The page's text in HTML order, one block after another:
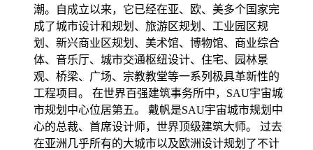
潮。自成立以来，它已经在亚、欧、美多个国家完
成了城市设计和规划、旅游区规划、工业园区规
划、新兴商业区规划、美术馆、博物馆、商业综合
体、音乐厅、城市交通枢纽设计、住宅、园林景
观、桥梁、广场、宗教教堂等一系列极具革新性的
工程项目。 在世界百强建筑事务所中，SAU宇宙城
市规划中心位居第五。 戴帆是SAU宇宙城市规划中
心的总裁、首席设计师，世界顶级建筑大师。 过去
在亚洲几乎所有的大城市以及欧洲设计规划了不计